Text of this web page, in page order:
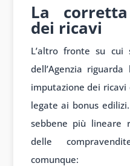
La
dei ricavi
L’altro fronte su cui
dell’Agenzia
imputazione dei
legate ai bonus
sebbene più lineare
delle
comunque: